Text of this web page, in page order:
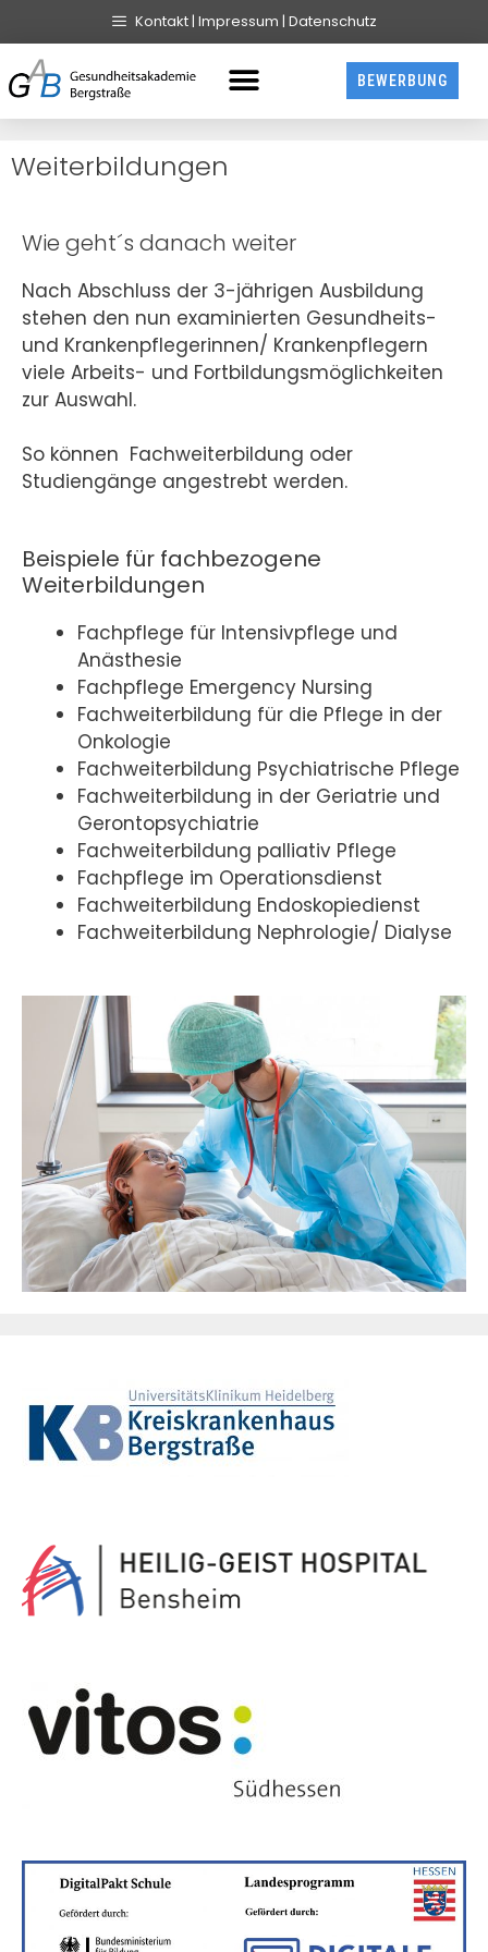
Kontakt | Impressum | Datenschutz
BEWERBUNG
Weiterbildungen
Wie geht´s danach weiter
Nach Abschluss der 3-jährigen Ausbildung
stehen den nun examinierten Gesundheits-
und Krankenpflegerinnen/ Krankenpflegern
viele Arbeits- und Fortbildungsmöglichkeiten
zur Auswahl.
So können Fachweiterbildung oder
Studiengänge angestrebt werden.
Beispiele für fachbezogene
Weiterbildungen
Fachpflege für Intensivpflege und
Anästhesie
Fachpflege Emergency Nursing
Fachweiterbildung für die Pflege in der
Onkologie
Fachweiterbildung Psychiatrische Pflege
Fachweiterbildung in der Geriatrie und
Gerontopsychiatrie
Fachweiterbildung palliativ Pflege
Fachpflege im Operationsdienst
Fachweiterbildung Endoskopiedienst
Fachweiterbildung Nephrologie/ Dialyse